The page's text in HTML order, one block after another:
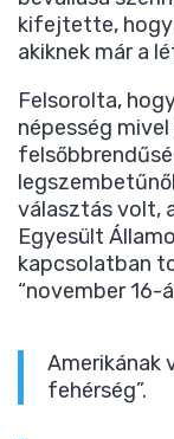
kifejtette, hogy
akiknek már a
Felsorolta,
népesség
választás volt,
Egyesült
kapcsolatban
“november 16-
Amerikának
fehérség”.